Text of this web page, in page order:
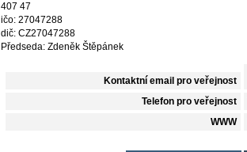
407 47
ičo: 27047288
dič: CZ27047288
Předseda: Zdeněk Štěpánek
Kontaktní email pro veřejnost
Telefon pro veřejnost
WWW